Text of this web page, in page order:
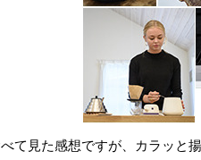
て見た感想ですが、カラッと